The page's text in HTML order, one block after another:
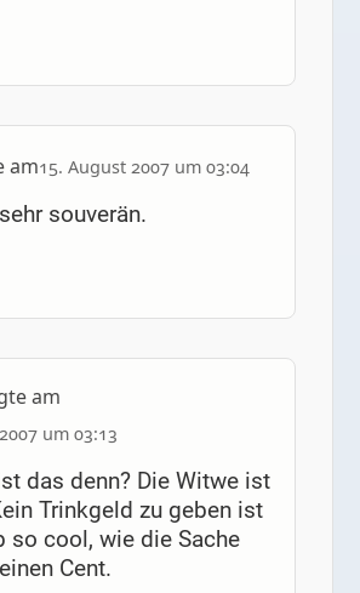
am15. August 2007 um 03:04
souverän.
am
um 03:13
das denn? Die Witwe ist
Trinkgeld zu geben ist
so cool, wie die Sache
Cent.